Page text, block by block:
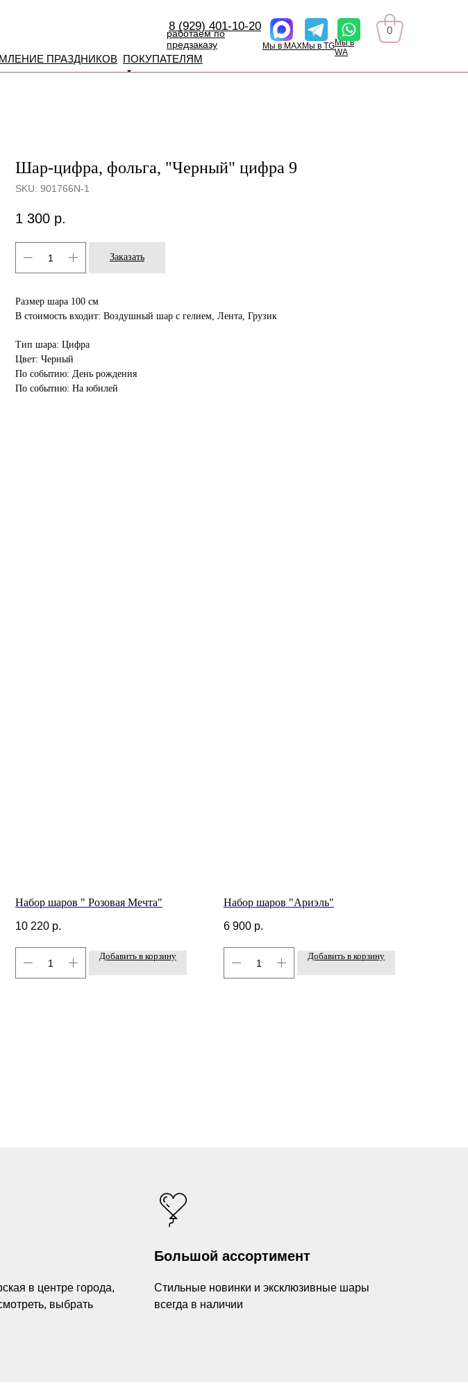
ПРАЗДНИКОВ ПОКУПАТЕЛЯМ
8 (929) 401-10-20
работаем по
предзаказу
Мы в MAXМы в TGМы в
WA
0
Шар-цифра, фольга, "Черный" цифра 9
SKU: 901766N-1
1 300 р.
Заказать
Размер шара 100 см
В стоимость входит: Воздушный шар с гелием, Лента, Грузик
Тип шара: Цифра
Цвет: Черный
По событию: День рождения
По событию: На юбилей
Набор шаров " Розовая Мечта"
10 220 р.
Добавить в корзину
Набор шаров "Ариэль"
6 900 р.
Добавить в корзину
в центре города,
выбрать
Большой ассортимент
Стильные новинки и эксклюзивные шары
всегда в наличии